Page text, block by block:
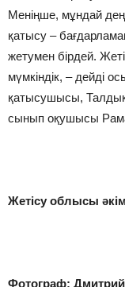
Меніңше, мұндай
қатысу –
жетумен бірдей.
мүмкіндік, – дейді
қатысушысы,
сынып оқушысы
Жетісу облысы
Фотограф: